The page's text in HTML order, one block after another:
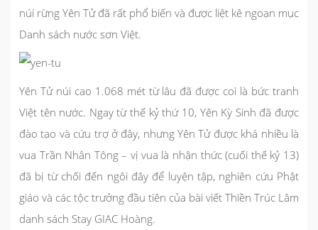
núi rừng Yên Tử đã rất phổ biến và được liệt kê ngoạn mục
Danh sách nước sơn Việt.
Yên Tử núi cao 1.068 mét từ lâu đã được coi là bức tranh
Việt tên nước. Ngay từ thế kỷ thứ 10, Yên Kỳ Sinh đã được
đào tạo và cứu trợ ở đây, nhưng Yên Tử được khá nhiều là
vua Trần Nhân Tông – vị vua là nhận thức (cuối thế kỷ 13)
đã bị từ chối đến ngôi đây để luyện tập, nghiên cứu Phật
giáo và các tộc trưởng đầu tiên của bài viết Thiền Trúc Lâm
danh sách Stay GIAC Hoàng.